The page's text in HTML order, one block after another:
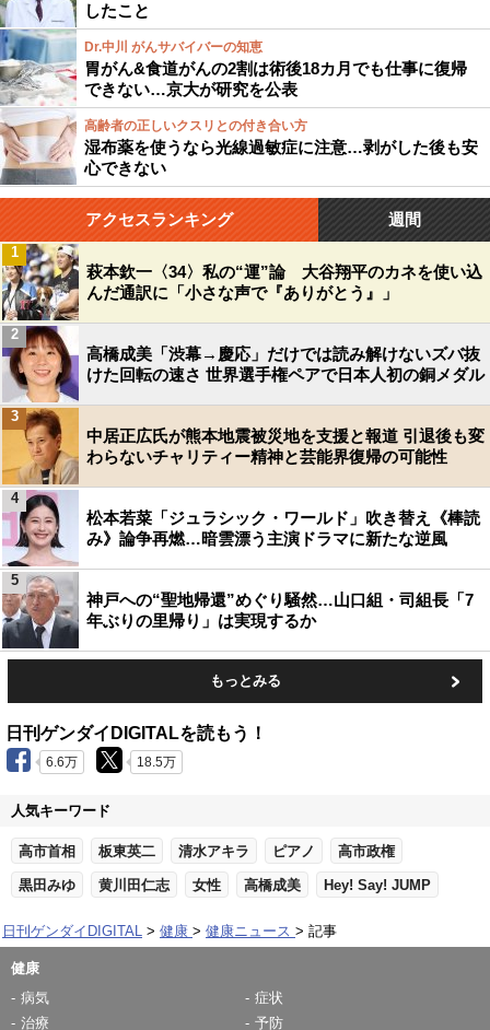
したこと
Dr.中川 がんサバイバーの知恵
胃がん&食道がんの2割は術後18カ月でも仕事に復帰
できない…京大が研究を公表
高齢者の正しいクスリとの付き合い方
湿布薬を使うなら光線過敏症に注意…剥がした後も安
心できない
アクセスランキング 週間
萩本欽一〈34〉私の“運”論 大谷翔平のカネを使い込
んだ通訳に「小さな声で『ありがとう』」
1
高橋成美「渋幕→慶応」だけでは読み解けないズバ抜
けた回転の速さ 世界選手権ペアで日本人初の銅メダル
2
中居正広氏が熊本地震被災地を支援と報道 引退後も変
わらないチャリティー精神と芸能界復帰の可能性
3
松本若菜「ジュラシック・ワールド」吹き替え《棒読
み》論争再燃…暗雲漂う主演ドラマに新たな逆風
4
神戸への“聖地帰還”めぐり騒然…山口組・司組長「7
年ぶりの里帰り」は実現するか
5
もっとみる
日刊ゲンダイDIGITALを読もう！
6.6万 18.5万
人気キーワード
高市首相 板東英二 清水アキラ ピアノ 高市政権
黒田みゆ 黄川田仁志 女性 高橋成美 Hey! Say! JUMP
日刊ゲンダイDIGITAL 健康 健康ニュース 記事
健康
病気
症状
治療
予防